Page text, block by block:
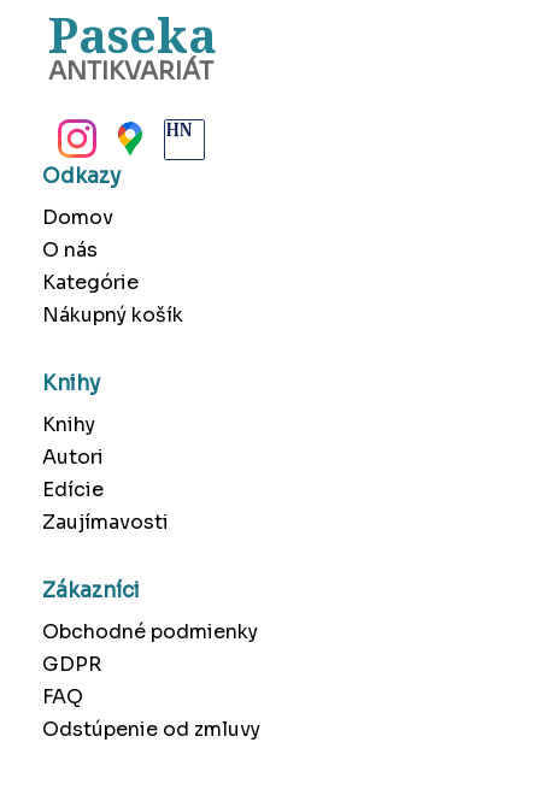
Paseka
ANTIKVARIÁT
Odkazy
Domov
O nás
Kategórie
Nákupný košík
Knihy
Knihy
Autori
Edície
Zaujímavosti
Zákazníci
Obchodné podmienky
GDPR
FAQ
Odstúpenie od zmluvy